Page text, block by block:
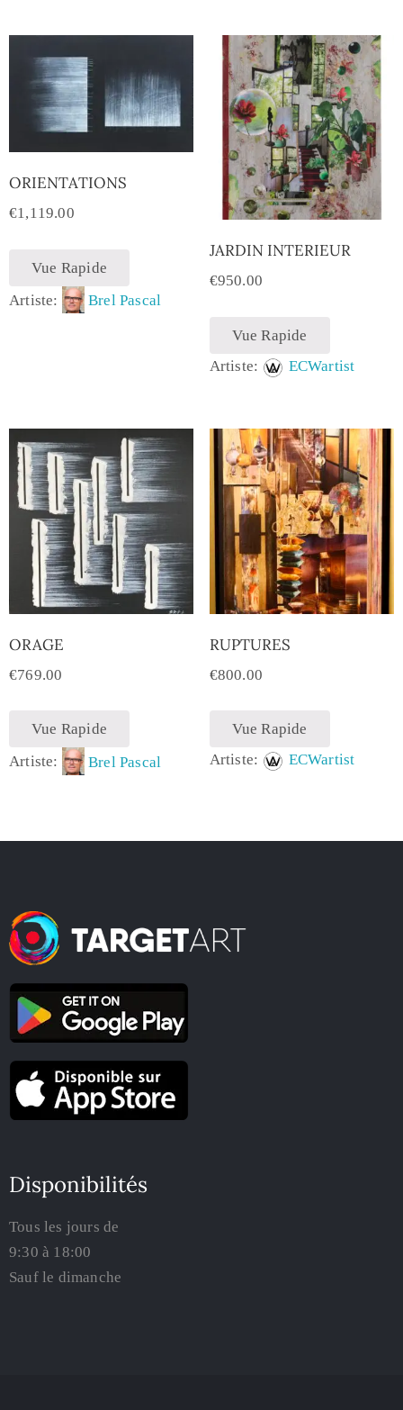
ORIENTATIONS
€1,119.00
Vue Rapide
Artiste:
Brel Pascal
JARDIN INTERIEUR
€950.00
Vue Rapide
Artiste:
ECWartist
ORAGE
€769.00
Vue Rapide
Artiste:
Brel Pascal
RUPTURES
€800.00
Vue Rapide
Artiste:
ECWartist
Disponibilités
Tous les jours de
9:30 à 18:00
Sauf le dimanche